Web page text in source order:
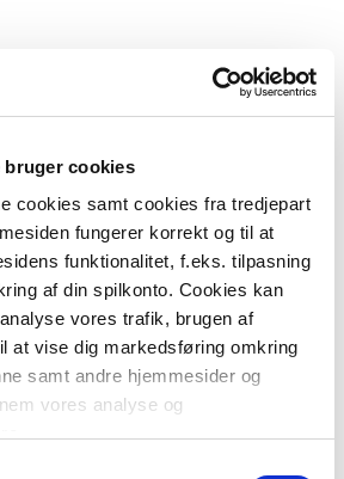
bruger cookies
cookies samt cookies fra tredjepart
fungerer korrekt og til at
funktionalitet, f.eks. tilpasning
af din spilkonto. Cookies kan
vores trafik, brugen af
at vise dig markedsføring omkring
samt andre hjemmesider og
vores analyse og